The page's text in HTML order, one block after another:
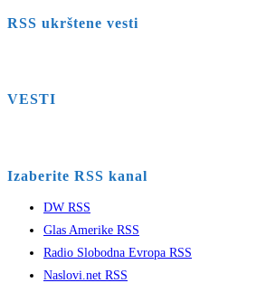
RSS ukrštene vesti
VESTI
Izaberite RSS kanal
DW RSS
Glas Amerike RSS
Radio Slobodna Evropa RSS
Naslovi.net RSS